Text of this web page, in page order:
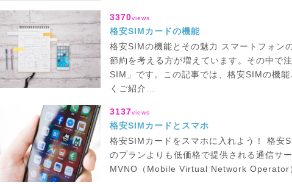
3370views
格安SIMカードの機能
格安SIMの機能とその魅力 スマートフォン
節約を考える方が増えています。その中で
SIM」です。この記事では、格安SIMの機
くご紹介…
3137views
格安SIMカードとスマホ
格安SIMカードをスマホに入れよう！ 格安
のプランよりも低価格で提供される通信サ
MVNO（Mobile Virtual Network Operator